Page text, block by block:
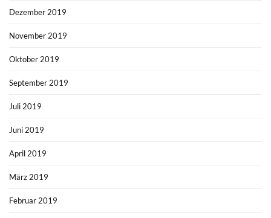
Dezember 2019
November 2019
Oktober 2019
September 2019
Juli 2019
Juni 2019
April 2019
März 2019
Februar 2019